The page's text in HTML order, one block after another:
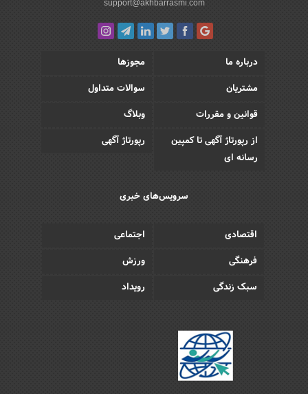
support@akhbarrasmi.com
درباره ما
مجوزها
مشتریان
سوالات متداول
قوانین و مقررات
وبلاگ
از رپورتاژ آگهی تا کمپین
رسانه ای
رپورتاژ آگهی
سرویس‌های خبری
اقتصادی
اجتماعی
فرهنگی
ورزش
سبک زندگی
رویداد